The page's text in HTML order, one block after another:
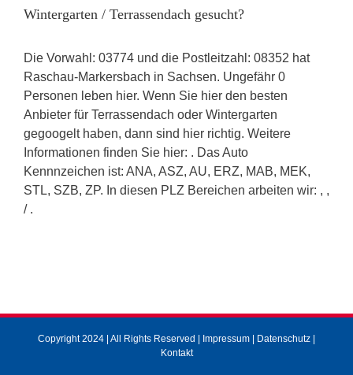
Wintergarten / Terrassendach gesucht?
Die Vorwahl: 03774 und die Postleitzahl: 08352 hat
Raschau-Markersbach in Sachsen. Ungefähr 0
Personen leben hier. Wenn Sie hier den besten
Anbieter für Terrassendach oder Wintergarten
gegoogelt haben, dann sind hier richtig. Weitere
Informationen finden Sie hier: . Das Auto
Kennnzeichen ist: ANA, ASZ, AU, ERZ, MAB, MEK,
STL, SZB, ZP. In diesen PLZ Bereichen arbeiten wir: , ,
/ .
Copyright 2024 | All Rights Reserved | Impressum Datenschutz
Kontakt